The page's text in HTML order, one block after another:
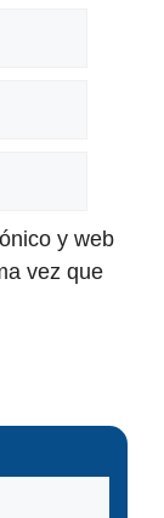
y web
vez que